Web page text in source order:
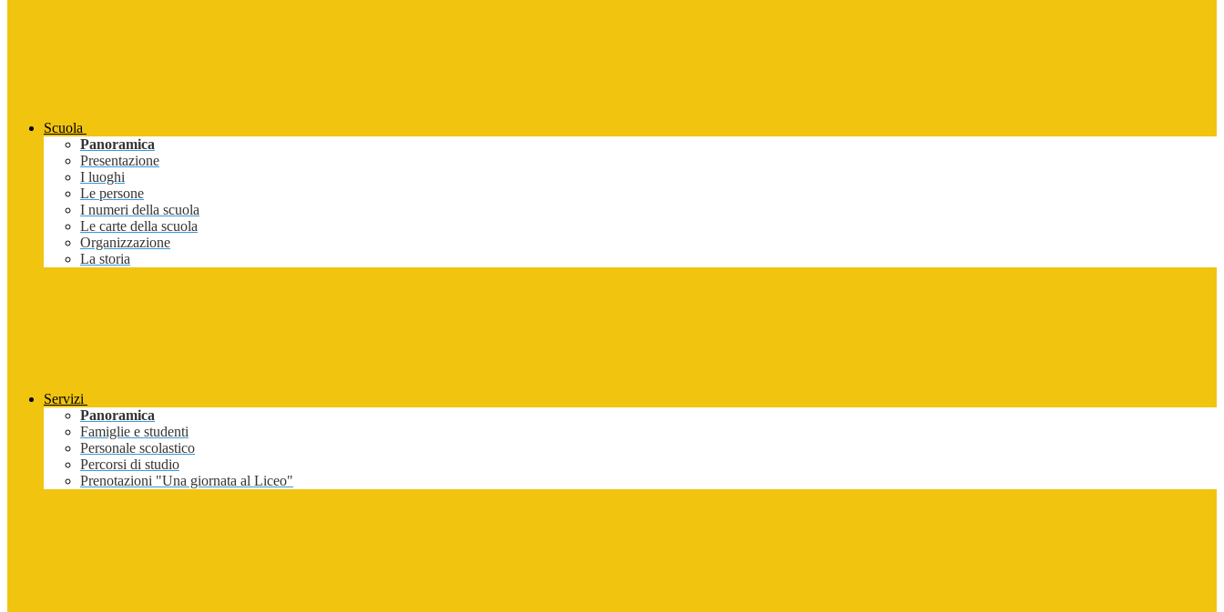
Scuola
Panoramica
Presentazione
I luoghi
Le persone
I numeri della scuola
Le carte della scuola
Organizzazione
La storia
Servizi
Panoramica
Famiglie e studenti
Personale scolastico
Percorsi di studio
Prenotazioni "Una giornata al Liceo"